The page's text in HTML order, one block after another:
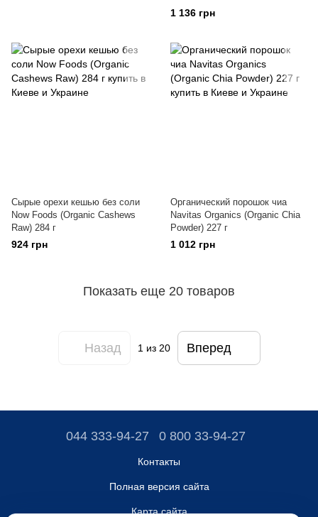
1 136 грн
Сырые орехи кешью без соли
Now Foods (Organic Cashews
Raw) 284 г
924 грн
Органический порошок чиа
Navitas Organics (Organic Chia
Powder) 227 г
1 012 грн
Показать еще 20 товаров
Назад 1 из 20 Вперед
044 333-94-27 0 800 33-94-27
Контакты
Полная версия сайта
Карта сайта